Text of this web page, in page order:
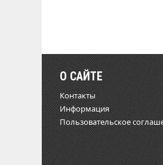
О САЙТЕ
Контакты
Информация
Пользовательское